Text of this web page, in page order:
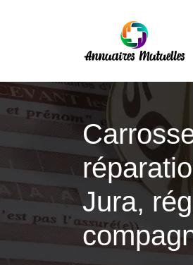
Jura,